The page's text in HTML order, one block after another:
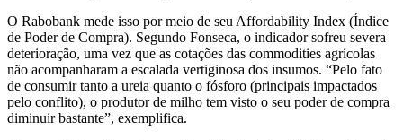
O Rabobank mede isso por meio de seu Affordability Index (Índice
de Poder de Compra). Segundo Fonseca, o indicador sofreu severa
deterioração, uma vez que as cotações das commodities agrícolas
não acompanharam a escalada vertiginosa dos insumos. “Pelo fato
de consumir tanto a ureia quanto o fósforo (principais impactados
pelo conflito), o produtor de milho tem visto o seu poder de compra
diminuir bastante”, exemplifica.